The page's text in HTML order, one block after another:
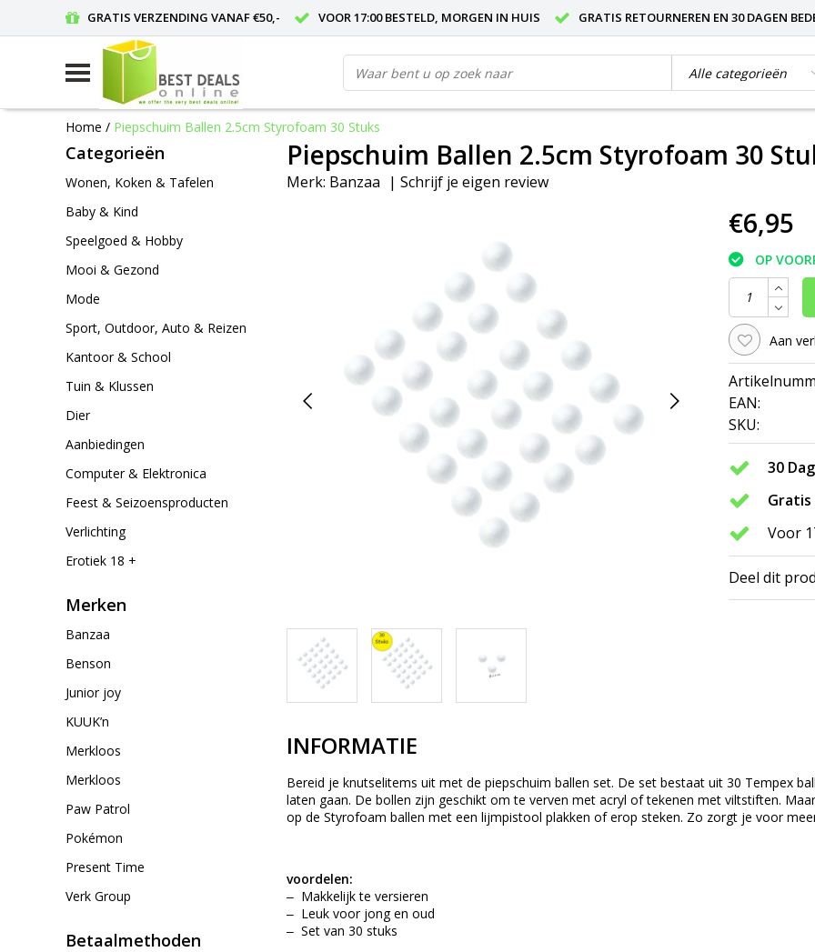
GRATIS VERZENDING VANAF €50,- VOOR 17:00 BESTELD, MORGEN IN HUIS GRATIS RETOURNEREN EN 30 DAGEN
Home / Piepschuim Ballen 2.5cm Styrofoam 30 Stuks
Categorieën
Wonen, Koken & Tafelen
Baby & Kind
Speelgoed & Hobby
Mooi & Gezond
Mode
Sport, Outdoor, Auto & Reizen
Kantoor & School
Tuin & Klussen
Dier
Aanbiedingen
Computer & Elektronica
Feest & Seizoensproducten
Verlichting
Erotiek 18 +
Merken
Banzaa
Benson
Junior joy
KUUK’n
Merkloos
Merkloos
Paw Patrol
Pokémon
Present Time
Verk Group
Betaalmethoden
Piepschuim Ballen 2.5cm Styrofoam 30
Merk: Banzaa | Schrijf je eigen review
€6,95
OP
Aan
EAN:
SKU:
30
Gratis
Voor
Deel dit
INFORMATIE
Bereid je knutselitems uit met de piepschuim ballen set. De set bestaat uit 30 Tempex
laten gaan. De bollen zijn geschikt om te verven met acryl of tekenen met viltstiften.
op de Styrofoam ballen met een lijmpistool plakken of erop steken. Zo zorgt je voor
voordelen:
‒ Makkelijk te versieren
‒ Leuk voor jong en oud
‒ Set van 30 stuks